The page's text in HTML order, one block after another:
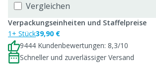
Vergleichen
Verpackungseinheiten und Staffelpreise
1+ Stück39,90 €
9444 Kundenbewertungen: 8,3/10
Schneller und zuverlässiger Versand